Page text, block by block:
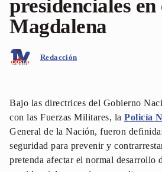
presidenciales en
Magdalena
Redacción
Bajo las directrices del Gobierno
con las Fuerzas Militares, la Policía
General de la Nación, fueron
seguridad para prevenir y
pretenda afectar el normal desarrollo